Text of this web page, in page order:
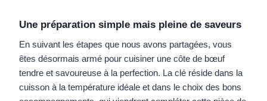
Une préparation simple mais pleine de saveurs
En suivant les étapes que nous avons partagées, vous
êtes désormais armé pour cuisiner une côte de bœuf
tendre et savoureuse à la perfection. La clé réside dans la
cuisson à la température idéale et dans le choix des bons